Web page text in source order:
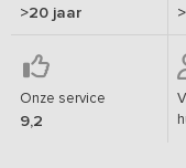
>20 jaar
Onze service
9,2